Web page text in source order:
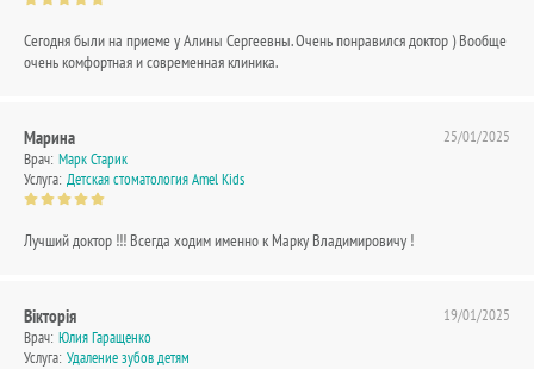
Сегодня были на приеме у Алины Сергеевны. Очень понравился доктор ) Вообще
очень комфортная и современная клиника.
Марина
Врач: Марк Старик
Услуга: Детская стоматология Amel Kids
25/01/2025
Лучший доктор !!! Всегда ходим именно к Марку Владимировичу !
Вікторія
Врач: Юлия Гаращенко
Услуга: Удаление зубов детям
19/01/2025